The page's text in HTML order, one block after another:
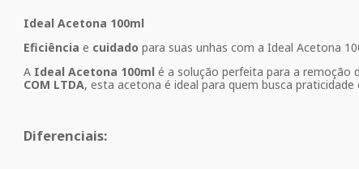
Ideal Acetona 100ml
Eficiência e cuidado para suas unhas com a Ideal Acetona
A Ideal Acetona 100ml é a solução perfeita para a remoção
COM LTDA, esta acetona é ideal para quem busca
Diferenciais: